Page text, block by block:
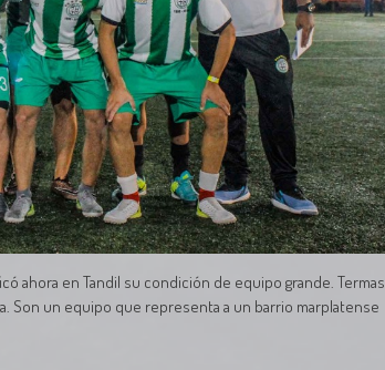
ahora en Tandil su condición de equipo grande. Termas
Son un equipo que representa a un barrio marplatense